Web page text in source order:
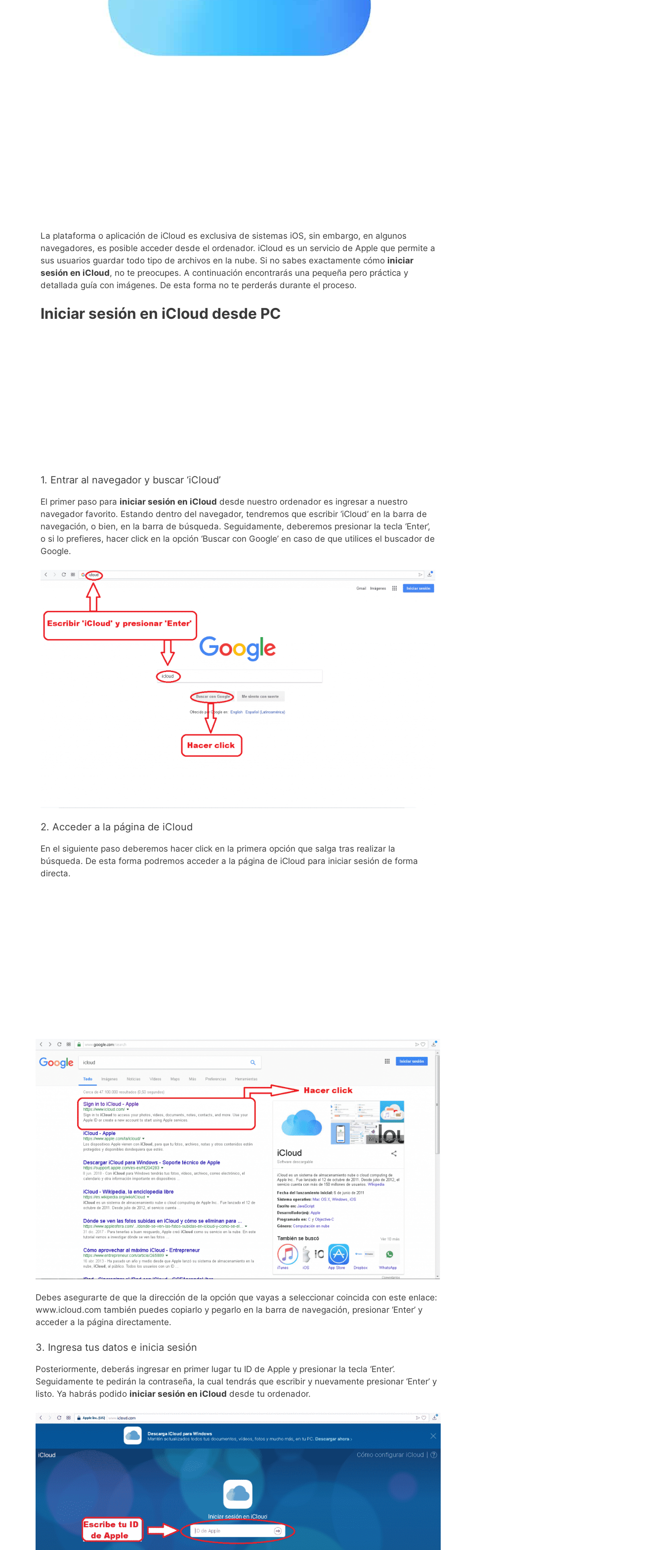
La plataforma o aplicación de iCloud es exclusiva de sistemas iOS, sin embargo, en algunos
navegadores, es posible acceder desde el ordenador. iCloud es un servicio de Apple que permite a
sus usuarios guardar todo tipo de archivos en la nube. Si no sabes exactamente cómo iniciar
sesión en iCloud, no te preocupes. A continuación encontrarás una pequeña pero práctica y
detallada guía con imágenes. De esta forma no te perderás durante el proceso.
Iniciar sesión en iCloud desde PC
1. Entrar al navegador y buscar ‘iCloud’
El primer paso para iniciar sesión en iCloud desde nuestro ordenador es ingresar a nuestro
navegador favorito. Estando dentro del navegador, tendremos que escribir ‘iCloud’ en la barra de
navegación, o bien, en la barra de búsqueda. Seguidamente, deberemos presionar la tecla ‘Enter’,
o si lo prefieres, hacer click en la opción ‘Buscar con Google’ en caso de que utilices el buscador de
Google.
2. Acceder a la página de iCloud
En el siguiente paso deberemos hacer click en la primera opción que salga tras realizar la
búsqueda. De esta forma podremos acceder a la página de iCloud para iniciar sesión de forma
directa.
Debes asegurarte de que la dirección de la opción que vayas a seleccionar coincida con este enlace:
www.icloud.com también puedes copiarlo y pegarlo en la barra de navegación, presionar ‘Enter’ y
acceder a la página directamente.
3. Ingresa tus datos e inicia sesión
Posteriormente, deberás ingresar en primer lugar tu ID de Apple y presionar la tecla ‘Enter’.
Seguidamente te pedirán la contraseña, la cual tendrás que escribir y nuevamente presionar ‘Enter’ y
listo. Ya habrás podido iniciar sesión en iCloud desde tu ordenador.